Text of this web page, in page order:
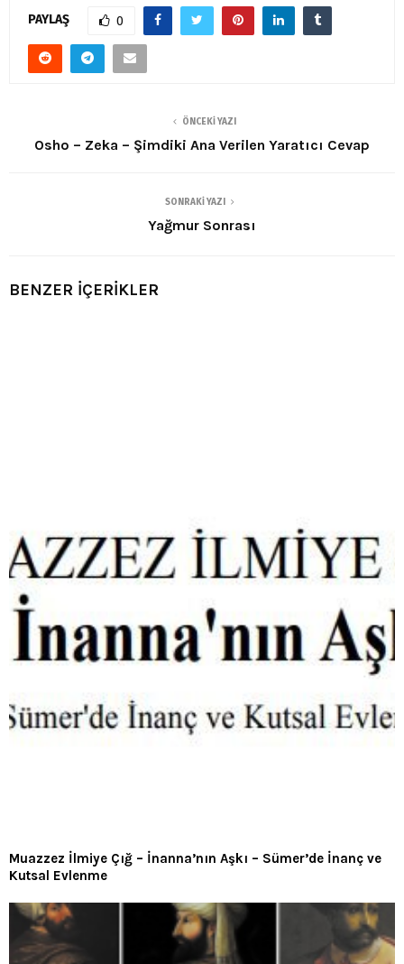
PAYLAŞ 0
ÖNCEKI YAZI
Osho – Zeka – Şimdiki Ana Verilen Yaratıcı Cevap
SONRAKI YAZI
Yağmur Sonrası
BENZER İÇERİKLER
Muazzez İlmiye Çığ – İnanna’nın Aşkı – Sümer’de İnanç ve
Kutsal Evlenme